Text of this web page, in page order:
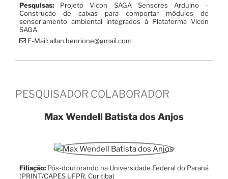
Pesquisas: Projeto Vicon SAGA Sensores Arduino –
Construção de caixas para comportar módulos de
sensoriamento ambiental integrados à Plataforma Vicon
SAGA
E-Mail: allan.henrione@gmail.com
PESQUISADOR COLABORADOR
Max Wendell Batista dos Anjos
Filiação: Pós-doutorando na Universidade Federal do Paraná
(PRINT/CAPES UFPR, Curitiba)